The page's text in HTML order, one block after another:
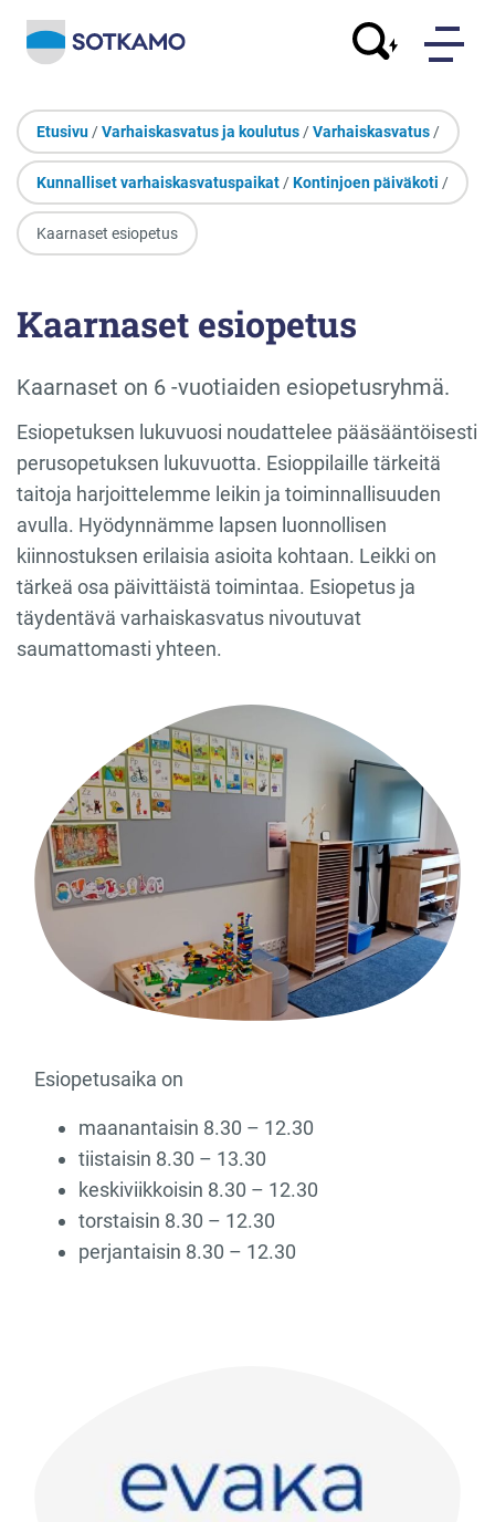
Etusivu /Varhaiskasvatus ja koulutus /Varhaiskasvatus /
Kunnalliset varhaiskasvatuspaikat /Kontinjoen päiväkoti /
Kaarnaset esiopetus
Kaarnaset esiopetus
Kaarnaset on 6 -vuotiaiden esiopetusryhmä.
Esiopetuksen lukuvuosi noudattelee pääsääntöisesti
perusopetuksen lukuvuotta. Esioppilaille tärkeitä
taitoja harjoittelemme leikin ja toiminnallisuuden
avulla. Hyödynnämme lapsen luonnollisen
kiinnostuksen erilaisia asioita kohtaan. Leikki on
tärkeä osa päivittäistä toimintaa. Esiopetus ja
täydentävä varhaiskasvatus nivoutuvat
saumattomasti yhteen.
Esiopetusaika on
maanantaisin 8.30 – 12.30
tiistaisin 8.30 – 13.30
keskiviikkoisin 8.30 – 12.30
torstaisin 8.30 – 12.30
perjantaisin 8.30 – 12.30